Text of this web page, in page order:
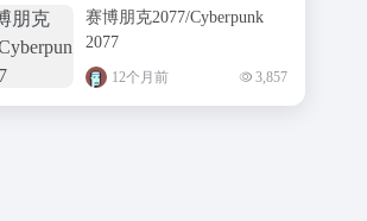
赛博朋克2077/Cyberpunk
2077
12个月前 3,857